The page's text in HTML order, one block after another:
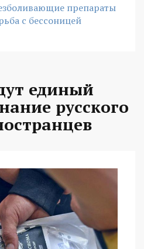
препараты
с бессоницей
единый
русского